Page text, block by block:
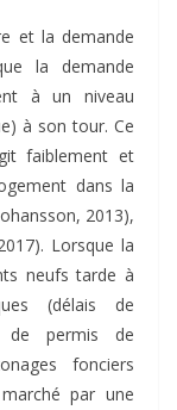
et la demande
la demande
à un niveau
à son tour. Ce
faiblement et
dans la
2013),
Lorsque la
neufs tarde à
(délais de
de permis de
fonciers
par une